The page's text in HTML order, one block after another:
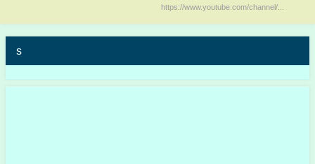
https://www.youtube.com/channel/...
s